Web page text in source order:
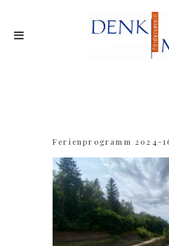
Ferienprogramm 2024-